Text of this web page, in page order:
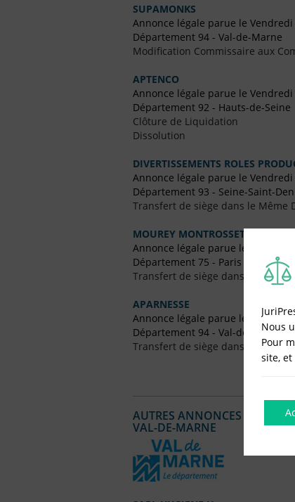
SUPAMONKS
Annonce légale parue le Vendredi
Département 94 - Val-de-Marne
Modification Commissaire aux
APTENCO
Annonce légale parue le
Département 92 - Hauts-de-Seine
Clôture de Liquidation
Dissolution
DIVERTISSEMENTS ROLES
Annonce légale parue le
Département 93 - Seine-Saint-
Transfert de siège dans le Même
MOUREY MONTROSSET SARL
Annonce légale parue le Vendredi
Département 75 - Paris
Transfert de siège dans le Même
APARNESSE
Annonce légale parue le Vendredi
Département 94 - Val-de-Marne
Transfert de siège dans un Autre
AUTRES ANNONCES
VAL-DE-MARNE
Nous
Pour
site,